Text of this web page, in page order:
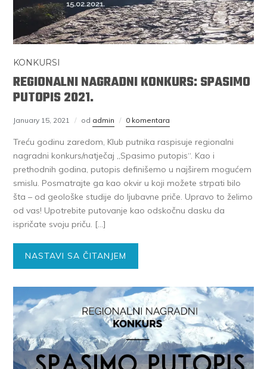
KONKURSI
REGIONALNI NAGRADNI KONKURS: SPASIMO
PUTOPIS 2021.
January 15, 2021 od admin 0 komentara
Treću godinu zaredom, Klub putnika raspisuje regionalni
nagradni konkurs/natječaj „Spasimo putopis“. Kao i
prethodnih godina, putopis definišemo u najširem mogućem
smislu. Posmatrajte ga kao okvir u koji možete strpati bilo
šta – od geološke studije do ljubavne priče. Upravo to želimo
od vas! Upotrebite putovanje kao odskočnu dasku da
ispričate svoju priču. […]
NASTAVI SA ČITANJEM